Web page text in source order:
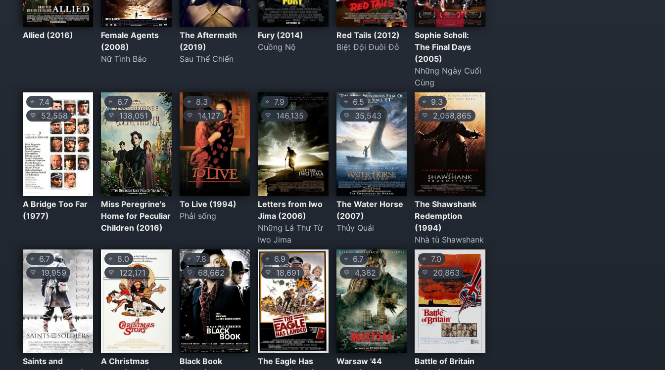
Allied (2016)
Female Agents
(2008)
Nữ Tình Báo
The Aftermath
(2019)
Sau Thế Chiến
Fury (2014)
Cuồng Nộ
Red Tails (2012)
Biệt Đội Đuôi Đỏ
Sophie Scholl:
The Final Days
(2005)
Những Ngày Cuối
Cùng
⭐ 7.4
💛 52,558
A Bridge Too Far
(1977)
⭐ 6.7
💛 138,051
Miss Peregrine's
Home for Peculiar
Children (2016)
⭐8.3
💛 14,127
To Live (1994)
Phải sống
⭐ 7.9
💛 146,135
Letters from Iwo
Jima (2006)
Những Lá Thư Từ
Iwo Jima
⭐6.5
💛 35,543
The Water Horse
(2007)
Thủy Quái
⭐ 9.3
💛 2,058,865
The Shawshank
Redemption
(1994)
Nhà tù Shawshank
⭐ 6.7
💛 19,959
Saints and
⭐ 8.0
💛 122,171
A Christmas
⭐7.8
💛 68,662
Black Book
⭐ 6.9
💛 18,691
The Eagle Has
⭐6.7
💛 4,362
Warsaw '44
⭐ 7.0
💛 20,863
Battle of Britain